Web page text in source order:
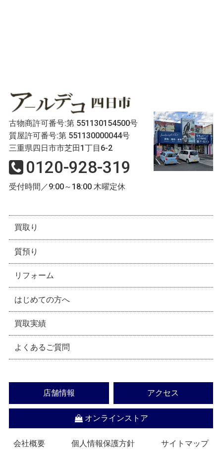
古物商許可番号:第 551130154500号
質屋許可番号:第 551130000044号
三重県四日市市芝田1丁目6-2
0120-928-319
受付時間／9:00～18:00 木曜定休
買取り
質預り
リフォーム
はじめての方へ
買取実績
よくあるご質問
店舗情報 アクセス
オンラインストア
会社概要 個人情報保護方針 サイトマップ